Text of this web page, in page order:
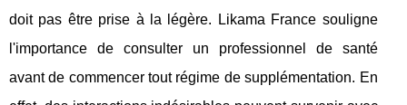
doit pas être prise à la légère. Likama France souligne
l'importance de consulter un professionnel de santé
avant de commencer tout régime de supplémentation. En